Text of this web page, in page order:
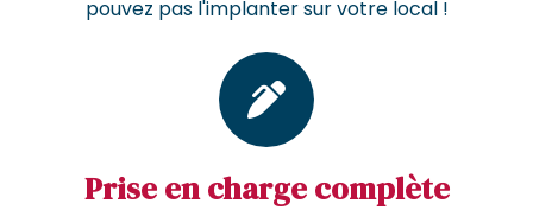
pouvez pas l'implanter sur votre local !
Prise en charge complète